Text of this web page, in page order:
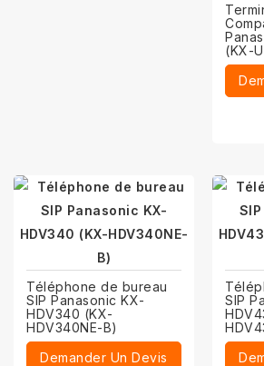
(KX-
Téléphone de bureau
SIP Panasonic KX-
HDV340 (KX-
HDV340NE-B)
Demander Un Devis
SIP